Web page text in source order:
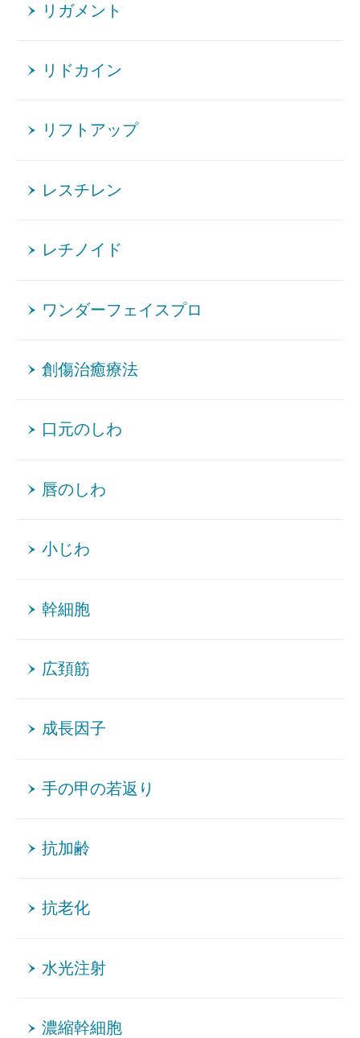
リガメント
リドカイン
リフトアップ
レスチレン
レチノイド
ワンダーフェイスプロ
創傷治癒療法
口元のしわ
唇のしわ
小じわ
幹細胞
広頚筋
成長因子
手の甲の若返り
抗加齢
抗老化
水光注射
濃縮幹細胞